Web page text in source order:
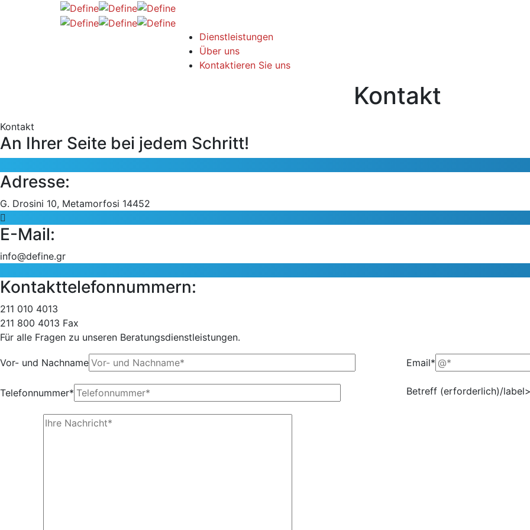
Dienstleistungen
Über uns
Kontaktieren Sie uns
Kontakt
Kontakt
An Ihrer Seite bei jedem Schritt!
Adresse:
G. Drosini 10, Metamorfosi 14452
E-Mail:
info@define.gr
Kontakttelefonnummern:
211 010 4013
211 800 4013 Fax
Für alle Fragen zu unseren Beratungsdienstleistungen.
Vor- und Nachname Email*
Telefonnummer* Betreff (erforderlich)/